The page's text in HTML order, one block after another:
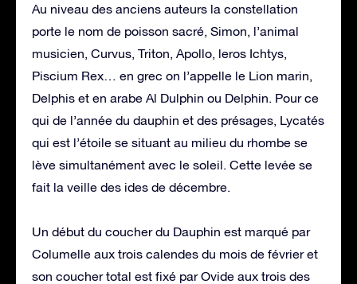
Au niveau des anciens auteurs la constellation
porte le nom de poisson sacré, Simon, l’animal
musicien, Curvus, Triton, Apollo, leros Ichtys,
Piscium Rex… en grec on l’appelle le Lion marin,
Delphis et en arabe Al Dulphin ou Delphin. Pour ce
qui de l’année du dauphin et des présages, Lycatés
qui est l’étoile se situant au milieu du rhombe se
lève simultanément avec le soleil. Cette levée se
fait la veille des ides de décembre.
Un début du coucher du Dauphin est marqué par
Columelle aux trois calendes du mois de février et
son coucher total est fixé par Ovide aux trois des